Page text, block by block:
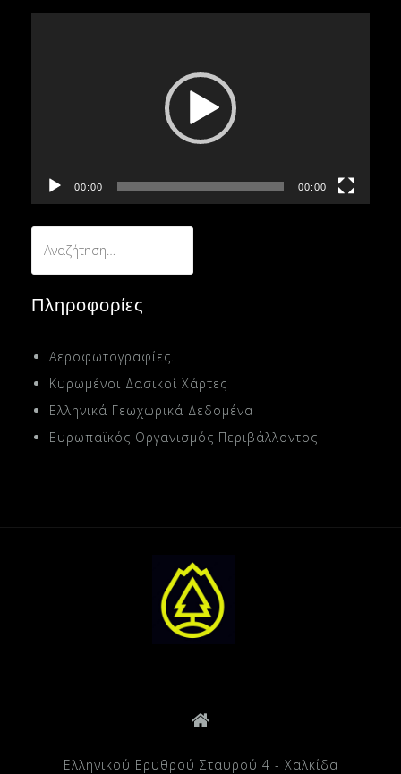
00:00 00:00
για:
Πληροφορίες
Αεροφωτογραφίες.
Κυρωμένοι Δασικοί Χάρτες
Ελληνικά Γεωχωρικά Δεδομένα
Ευρωπαϊκός Οργανισμός Περιβάλλοντος
Ελληνικού Ερυθρού Σταυρού 4 - Χαλκίδα